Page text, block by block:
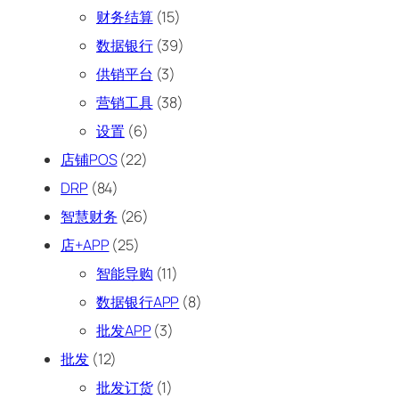
财务结算(15)
数据银行(39)
供销平台 (3)
营销工具(38)
设置(6)
店铺POS(22)
DRP(84)
智慧财务 (26)
店+APP(25)
智能导购 (11)
数据银行APP (8)
批发APP(3)
批发(12)
批发订货(1)